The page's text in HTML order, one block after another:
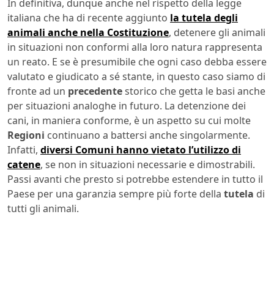
In definitiva, dunque anche nel rispetto della legge
italiana che ha di recente aggiunto la tutela degli
animali anche nella Costituzione, detenere gli animali
in situazioni non conformi alla loro natura rappresenta
un reato. E se è presumibile che ogni caso debba essere
valutato e giudicato a sé stante, in questo caso siamo di
fronte ad un precedentestorico che getta le basi anche
per situazioni analoghe in futuro. La detenzione dei
cani, in maniera conforme, è un aspetto su cui molte
Regioni continuano a battersi anche singolarmente.
Infatti, diversi Comuni hanno vietato l’utilizzo di
catene, se non in situazioni necessarie e dimostrabili.
Passi avanti che presto si potrebbe estendere in tutto il
Paese per una garanzia sempre più forte della tutela di
tutti gli animali.